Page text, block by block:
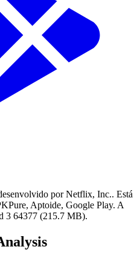
por Netflix, Inc.. Está
Aptoide, Google Play. A
3 64377 (215.7 MB).